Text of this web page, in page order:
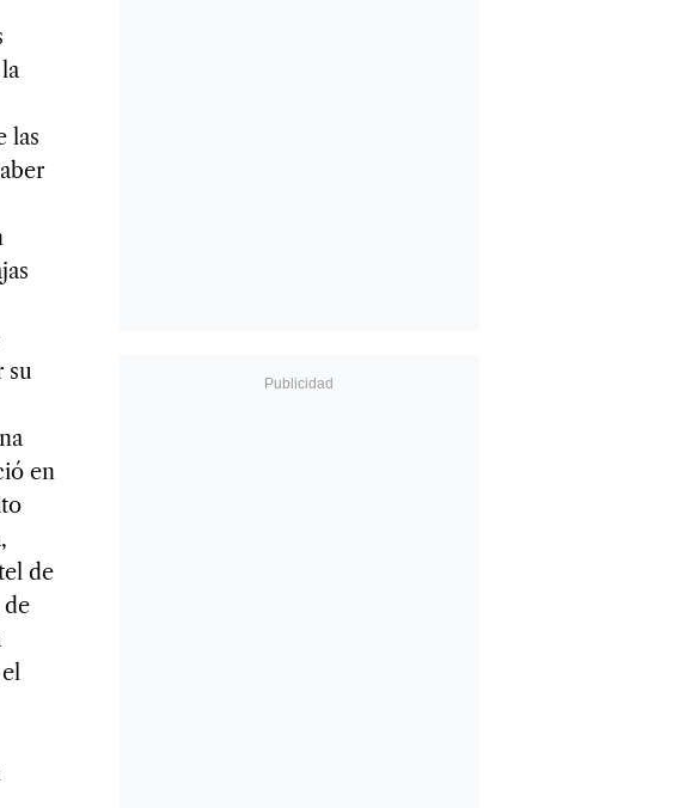
las
su
en
de
de